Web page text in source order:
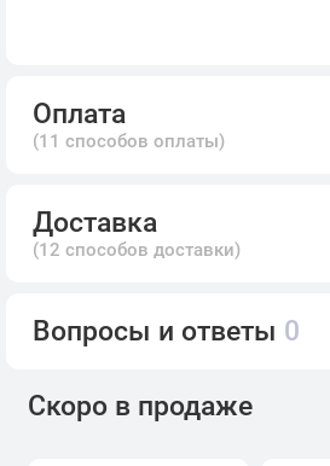
Оплата
(11 способов оплаты)
Доставка
(12 способов доставки)
Вопросы и ответы 0
Скоро в продаже